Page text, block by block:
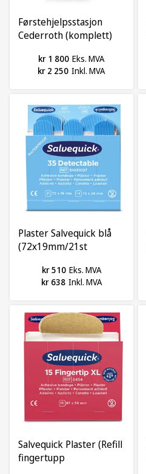
Førstehjelpsstasjon
Cederroth (komplett)
kr 1 800 Eks. MVA
kr 2 250 Inkl. MVA
Plaster Salvequick blå
(72x19mm/21st
kr 510 Eks. MVA
kr 638 Inkl. MVA
Salvequick Plaster (Refill
fingertupp